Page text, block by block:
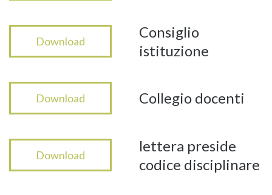
Download
Consiglio
istituzione
Download Collegio docenti
Download
lettera preside
codice disciplinare